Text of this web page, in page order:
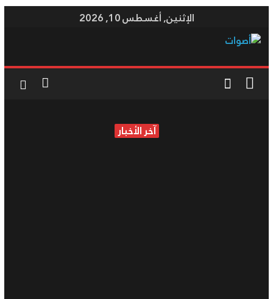
content
الإثنين, أغسطس 10, 2026
أصوات
موقع
آخر الأخبار